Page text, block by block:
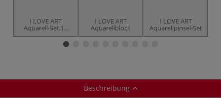
I LOVE ART
Aquarell-Set,12
Farben
I LOVE ART
Aquarellblock
I LOVE ART
Aquarellpinsel-Set
Beschreibung